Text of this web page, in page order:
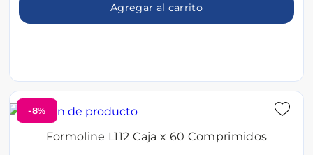
Agregar al carrito
-8%
Formoline L112 Caja x 60 Comprimidos